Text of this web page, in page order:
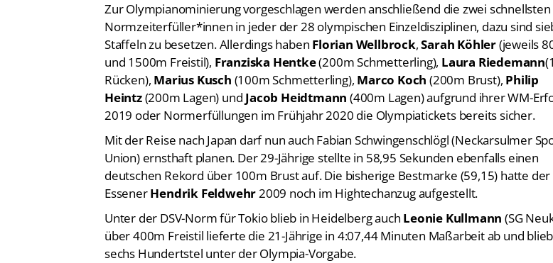
Zur Olympianominierung vorgeschlagen werden anschließend die zwei schnellsten
Normzeiterfüller*innen in jeder der 28 olympischen Einzeldisziplinen, dazu sind
Staffeln zu besetzen. Allerdings haben Florian Wellbrock,Sarah Köhler(jeweils
und 1500m Freistil), Franziska Hentke(200m Schmetterling), Laura Riedemann
Rücken), Marius Kusch (100m Schmetterling), Marco Koch (200m Brust), Philip
Heintz(200m Lagen) und Jacob Heidtmann (400m Lagen) aufgrund ihrer WM-
2019 oder Normerfüllungen im Frühjahr 2020 die Olympiatickets bereits sicher.
Mit der Reise nach Japan darf nun auch Fabian Schwingenschlögl (Neckarsulmer
Union) ernsthaft planen. Der 29-Jährige stellte in 58,95 Sekunden ebenfalls einen
deutschen Rekord über 100m Brust auf. Die bisherige Bestmarke (59,15) hatte der
EssenerHendrik Feldwehr2009 noch im Hightechanzug aufgestellt.
Unter der DSV-Norm für Tokio blieb in Heidelberg auch Leonie Kullmann (SG
über 400m Freistil lieferte die 21-Jährige in 4:07,44 Minuten Maßarbeit ab und
sechs Hundertstel unter der Olympia-Vorgabe.